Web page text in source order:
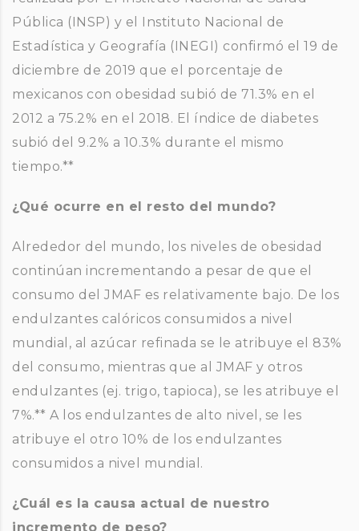
Pública (INSP) y el Instituto Nacional de
Estadística y Geografía (INEGI) confirmó el 19 de
diciembre de 2019 que el porcentaje de
mexicanos con obesidad subió de 71.3% en el
2012 a 75.2% en el 2018. El índice de diabetes
subió del 9.2% a 10.3% durante el mismo
tiempo.**
¿Qué ocurre en el resto del mundo?
Alrededor del mundo, los niveles de obesidad
continúan incrementando a pesar de que el
consumo del JMAF es relativamente bajo. De los
endulzantes calóricos consumidos a nivel
mundial, al azúcar refinada se le atribuye el 83%
del consumo, mientras que al JMAF y otros
endulzantes (ej. trigo, tapioca), se les atribuye el
7%.** A los endulzantes de alto nivel, se les
atribuye el otro 10% de los endulzantes
consumidos a nivel mundial.
¿Cuál es la causa actual de nuestro
incremento de peso?